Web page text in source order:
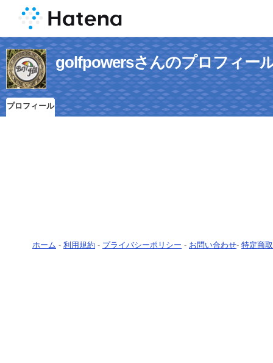
golfpowersさんのプロフィー
プロフィール
ホーム - 利用規約 - プライバシーポリシー - お問い合わせ- 特定商